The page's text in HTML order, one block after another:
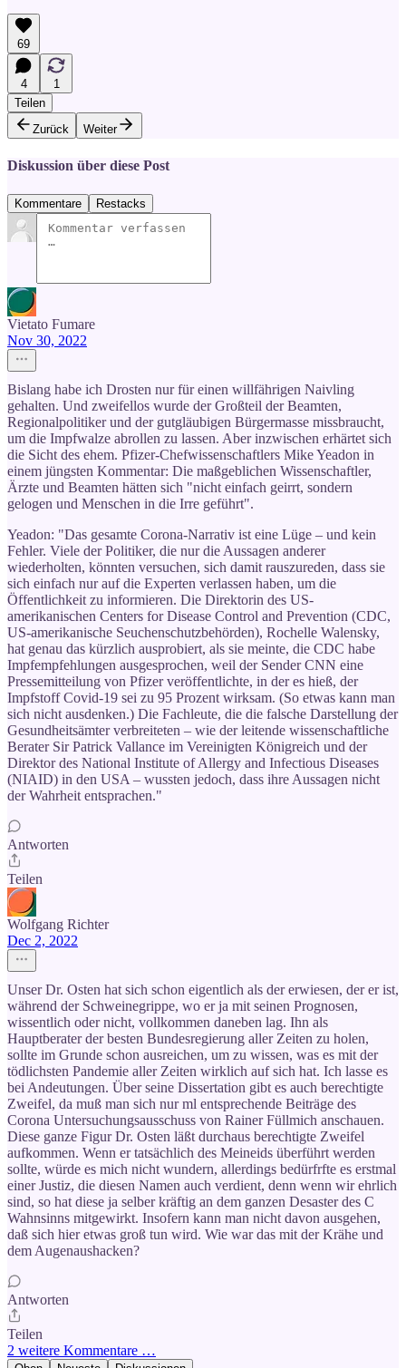
69
4
1
Teilen
Zurück
Weiter
Diskussion über diese Post
Kommentare Restacks
Vietato Fumare
Nov 30, 2022
Bislang habe ich Drosten nur für einen willfährigen Naivling
gehalten. Und zweifellos wurde der Großteil der Beamten,
Regionalpolitiker und der gutgläubigen Bürgermasse missbraucht,
um die Impfwalze abrollen zu lassen. Aber inzwischen erhärtet sich
die Sicht des ehem. Pfizer-Chefwissenschaftlers Mike Yeadon in
einem jüngsten Kommentar: Die maßgeblichen Wissenschaftler,
Ärzte und Beamten hätten sich "nicht einfach geirrt, sondern
gelogen und Menschen in die Irre geführt".
Yeadon: "Das gesamte Corona-Narrativ ist eine Lüge – und kein
Fehler. Viele der Politiker, die nur die Aussagen anderer
wiederholten, könnten versuchen, sich damit rauszureden, dass sie
sich einfach nur auf die Experten verlassen haben, um die
Öffentlichkeit zu informieren. Die Direktorin des US-
amerikanischen Centers for Disease Control and Prevention (CDC,
US-amerikanische Seuchenschutzbehörden), Rochelle Walensky,
hat genau das kürzlich ausprobiert, als sie meinte, die CDC habe
Impfempfehlungen ausgesprochen, weil der Sender CNN eine
Pressemitteilung von Pfizer veröffentlichte, in der es hieß, der
Impfstoff Covid-19 sei zu 95 Prozent wirksam. (So etwas kann man
sich nicht ausdenken.) Die Fachleute, die die falsche Darstellung der
Gesundheitsämter verbreiteten – wie der leitende wissenschaftliche
Berater Sir Patrick Vallance im Vereinigten Königreich und der
Direktor des National Institute of Allergy and Infectious Diseases
(NIAID) in den USA – wussten jedoch, dass ihre Aussagen nicht
der Wahrheit entsprachen."
Antworten
Teilen
Wolfgang Richter
Dec 2, 2022
Unser Dr. Osten hat sich schon eigentlich als der erwiesen, der er ist,
während der Schweinegrippe, wo er ja mit seinen Prognosen,
wissentlich oder nicht, vollkommen daneben lag. Ihn als
Hauptberater der besten Bundesregierung aller Zeiten zu holen,
sollte im Grunde schon ausreichen, um zu wissen, was es mit der
tödlichsten Pandemie aller Zeiten wirklich auf sich hat. Ich lasse es
bei Andeutungen. Über seine Dissertation gibt es auch berechtigte
Zweifel, da muß man sich nur ml entsprechende Beiträge des
Corona Untersuchungsausschuss von Rainer Füllmich anschauen.
Diese ganze Figur Dr. Osten läßt durchaus berechtigte Zweifel
aufkommen. Wenn er tatsächlich des Meineids überführt werden
sollte, würde es mich nicht wundern, allerdings bedürfrfte es erstmal
einer Justiz, die diesen Namen auch verdient, denn wenn wir ehrlich
sind, so hat diese ja selber kräftig an dem ganzen Desaster des C
Wahnsinns mitgewirkt. Insofern kann man nicht davon ausgehen,
daß sich hier etwas groß tun wird. Wie war das mit der Krähe und
dem Augenaushacken?
Antworten
Teilen
2 weitere Kommentare …